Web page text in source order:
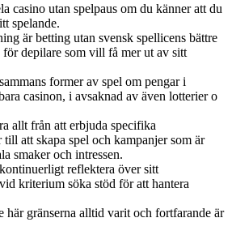
casino utan spelpaus om du känner att du
spelande.
är betting utan svensk spellicens bättre
depilare som vill få mer ut av sitt
former av spel om pengar i
casinon, i avsaknad av även lotterier o
allt från att erbjuda specifika
till att skapa spel och kampanjer som är
smaker och intressen.
reflektera över sitt
kriterium söka stöd för att hantera
här gränserna alltid varit och fortfarande är